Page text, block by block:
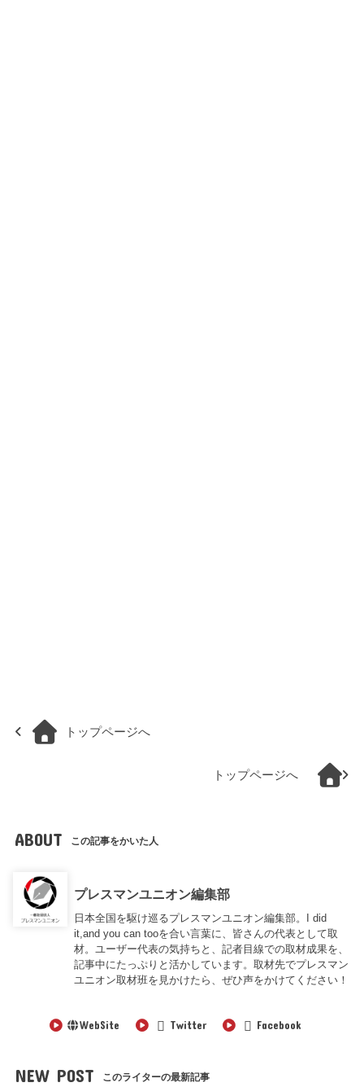
トップページへ
トップページへ
ABOUT この記事をかいた人
プレスマンユニオン編集部
日本全国を駆け巡るプレスマンユニオン編集部。I did
it,and you can tooを合い言葉に、皆さんの代表として取
材。ユーザー代表の気持ちと、記者目線での取材成果を、
記事中にたっぷりと活かしています。取材先でプレスマン
ユニオン取材班を見かけたら、ぜひ声をかけてください！
WebSite Twitter Facebook
NEW POST このライターの最新記事